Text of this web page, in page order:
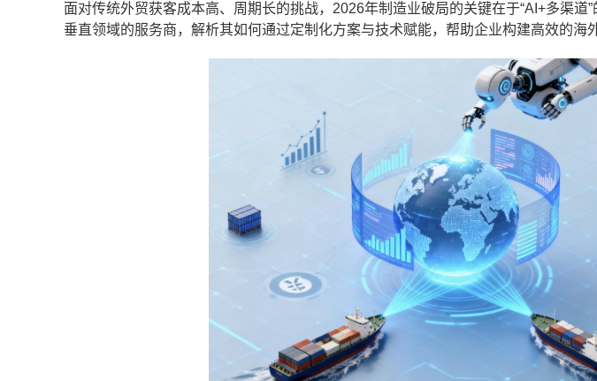
面对传统外贸获客成本高、周期长的挑战，2026年制造业破局的关键在于“AI+多渠道
垂直领域的服务商，解析其如何通过定制化方案与技术赋能，帮助企业构建高效的海